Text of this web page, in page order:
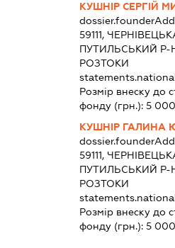
КУШНІР СЕРГІЙ
59111,
ПУТИЛЬСЬКИЙ Р-
РОЗТОКИ
Розмір внеску до
фонду (грн.):5 000
КУШНІР ГАЛИНА
59111,
ПУТИЛЬСЬКИЙ Р-
РОЗТОКИ
Розмір внеску до
фонду (грн.):5 000